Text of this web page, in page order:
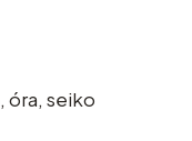
, óra, seiko